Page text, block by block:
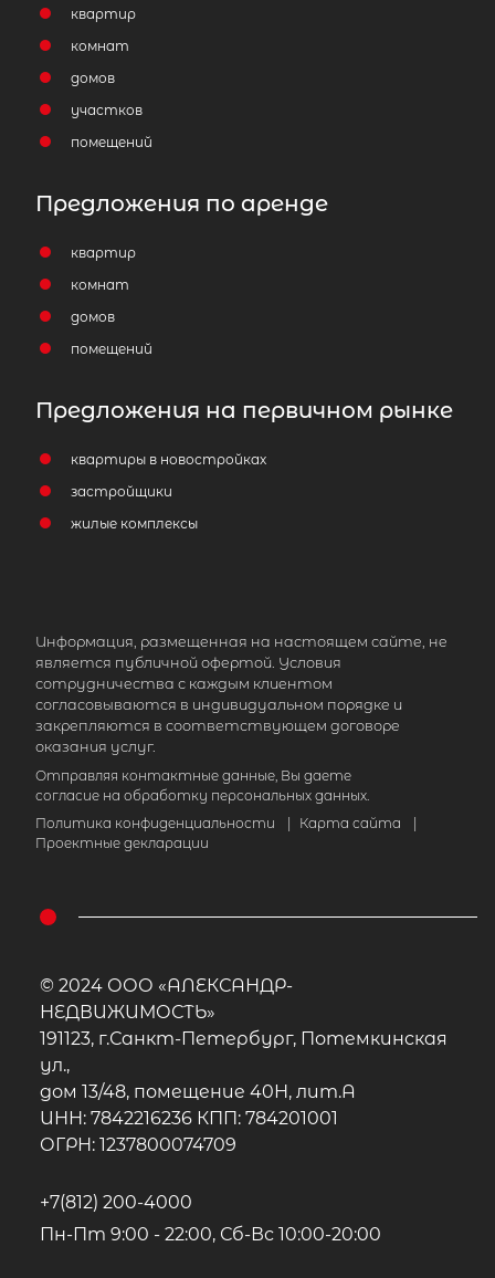
квартир
комнат
домов
участков
помещений
Предложения по аренде
квартир
комнат
домов
помещений
Предложения на первичном рынке
квартиры в новостройках
застройщики
жилые комплексы
Информация, размещенная на настоящем сайте, не
является публичной офертой. Условия
сотрудничества с каждым клиентом
согласовываются в индивидуальном порядке и
закрепляются в соответствующем договоре
оказания услуг.
Отправляя контактные данные, Вы даете
согласие на обработку персональных данных.
Политика конфиденциальности
Карта сайта
Проектные декларации
© 2024 ООО «АЛЕКСАНДР-
НЕДВИЖИМОСТЬ»
191123, г.Санкт-Петербург, Потемкинская
ул.,
дом 13/48, помещение 40Н, лит.А
ИНН: 7842216236 КПП: 784201001
ОГРН: 1237800074709
+7(812) 200-4000
Пн-Пт 9:00 - 22:00, Сб-Вс 10:00-20:00